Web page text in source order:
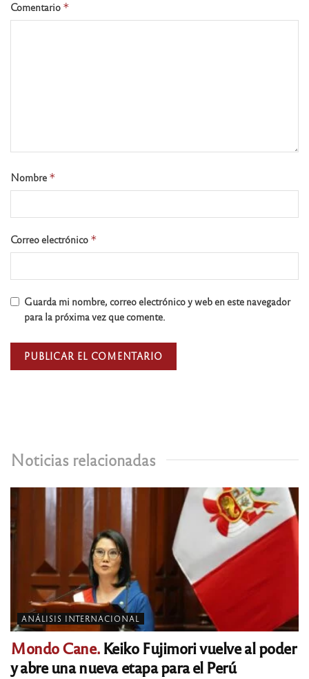
Noticias relacionadas
ANÁLISIS INTERNACIONAL
Mondo Cane.Keiko Fujimori vuelve al poder
y abre una nueva etapa para el Perú
Comentario *
Nombre *
Correo electrónico *
Guarda mi nombre, correo electrónico y web en este navegador
para la próxima vez que comente.